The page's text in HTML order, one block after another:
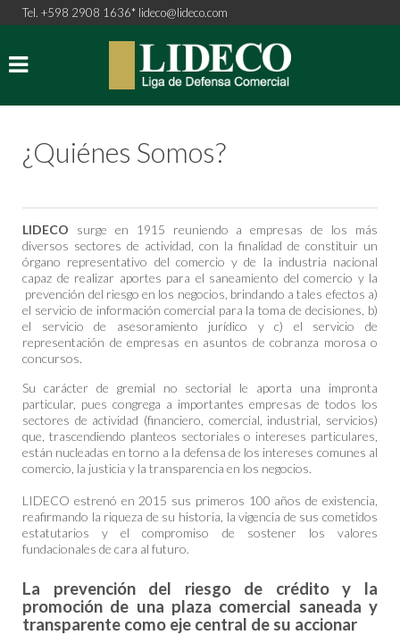
Tel. +598 2908 1636* lideco@lideco.com
¿Quiénes Somos?
LIDECO surge en 1915 reuniendo a empresas de los más
diversos sectores de actividad, con la finalidad de constituir un
órgano representativo del comercio y de la industria nacional
capaz de realizar aportes para el saneamiento del comercio y la
prevención del riesgo en los negocios, brindando a tales efectos a)
el servicio de información comercial para la toma de decisiones, b)
el servicio de asesoramiento jurídico y c) el servicio de
representación de empresas en asuntos de cobranza morosa o
concursos.
Su carácter de gremial no sectorial le aporta una impronta
particular, pues congrega a importantes empresas de todos los
sectores de actividad (financiero, comercial, industrial, servicios)
que, trascendiendo planteos sectoriales o intereses particulares,
están nucleadas en torno a la defensa de los intereses comunes al
comercio, la justicia y la transparencia en los negocios.
LIDECO estrenó en 2015 sus primeros 100 años de existencia,
reafirmando la riqueza de su historia, la vigencia de sus cometidos
estatutarios y el compromiso de sostener los valores
fundacionales de cara al futuro.
La prevención del riesgo de crédito y la
promoción de una plaza comercial saneada y
transparente como eje central de su accionar